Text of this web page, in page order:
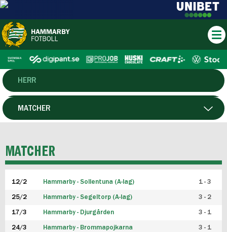
HERR
DAM
P19
F19
FUTSAL HERR
MATCHER
MATCHER
12/2 Hammarby - Sollentuna (A-lag) 1 - 3
25/2 Hammarby - Segeltorp (A-lag) 3 - 2
17/3 Hammarby - Djurgården 3 - 1
24/3 Hammarby - Brommapojkarna 3 - 1